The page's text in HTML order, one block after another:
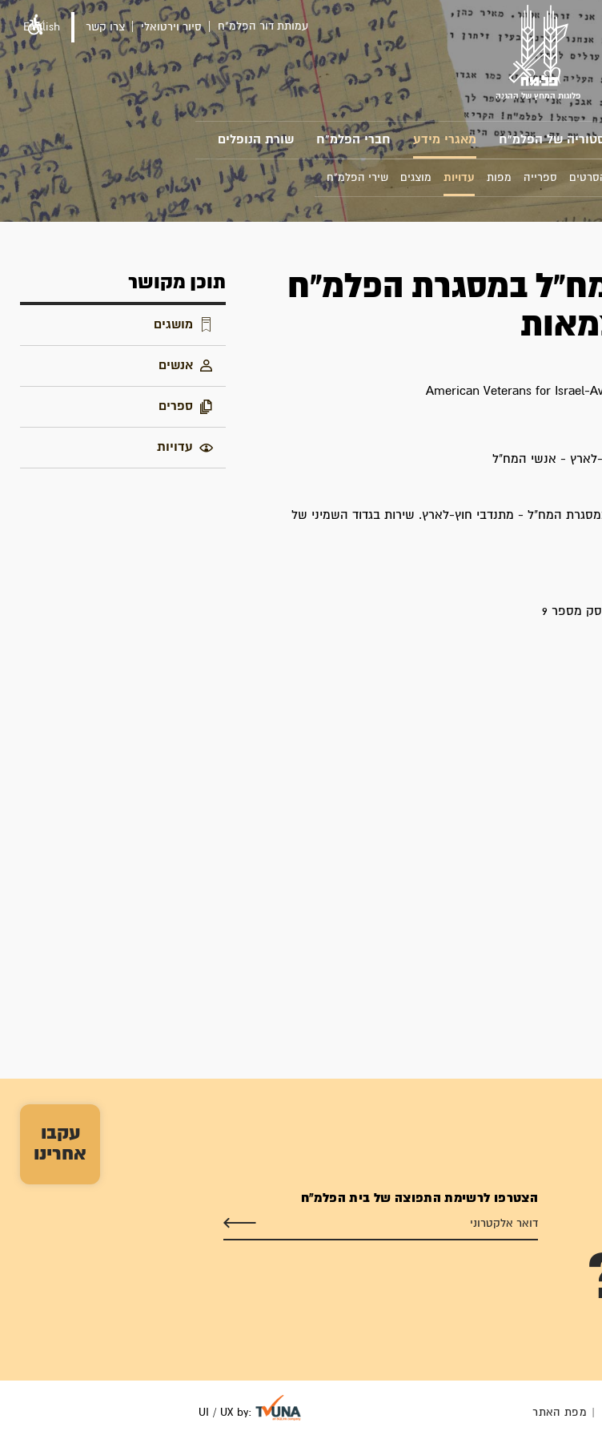
עקבו
אחרינו
פלוגות המחץ של ההגנה
עמותת דור הפלמ"ח סיור וירטואלי צרו קשר English
של הפלמ"ח מאגרי מידע חברי הפלמ"ח שורת הנופלים
ספרייה מפות עדויות מוצגים שירי הפלמ"ח
במסגרת הפלמ"ח
לארץ - אנשי המח"ל
המח"ל - מתנדבי חוץ-לארץ. שירות בגדוד השמיני של
מספר 9
תוכן מקושר
מושגים
אנשים
ספרים
עדויות
הצטרפו לרשימת התפוצה של בית הפלמ"ח
מפת האתר UI / UX by: